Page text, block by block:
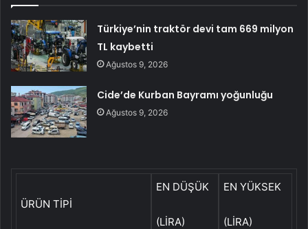
Türkiye’nin traktör devi tam 669 milyon
TL kaybetti
Ağustos 9, 2026
Cide’de Kurban Bayramı yoğunluğu
Ağustos 9, 2026
ÜRÜN TİPİ
EN DÜŞÜK
(LİRA)
EN YÜKSEK
(LİRA)